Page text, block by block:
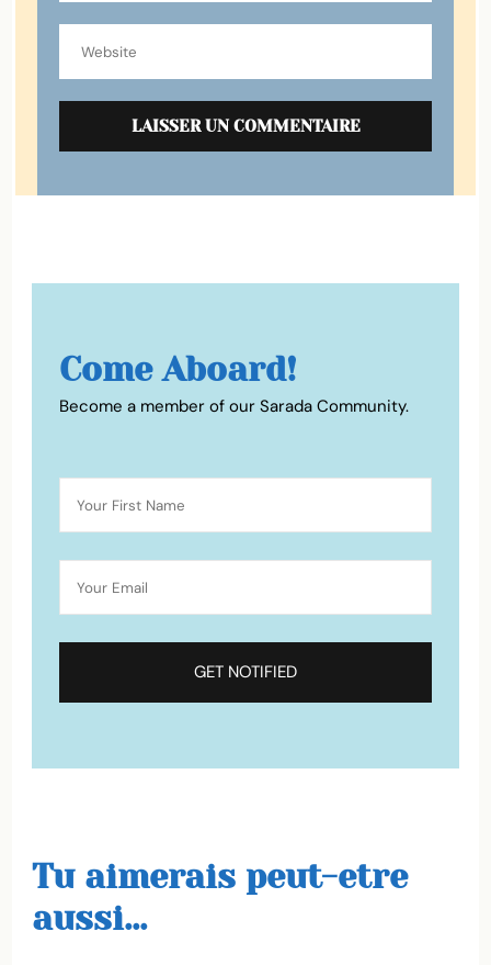
Come Aboard!
Become a member of our Sarada Community.
Tu aimerais peut-etre
aussi...